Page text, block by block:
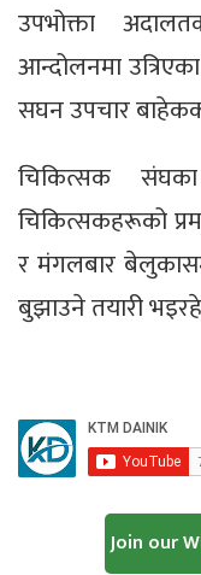
उपभोक्ता
आन्दोलनमा
सघन उपचार
चिकित्सक
चिकित्सकहरूको
र मंगलबार
बुझाउने तयारी
Join our